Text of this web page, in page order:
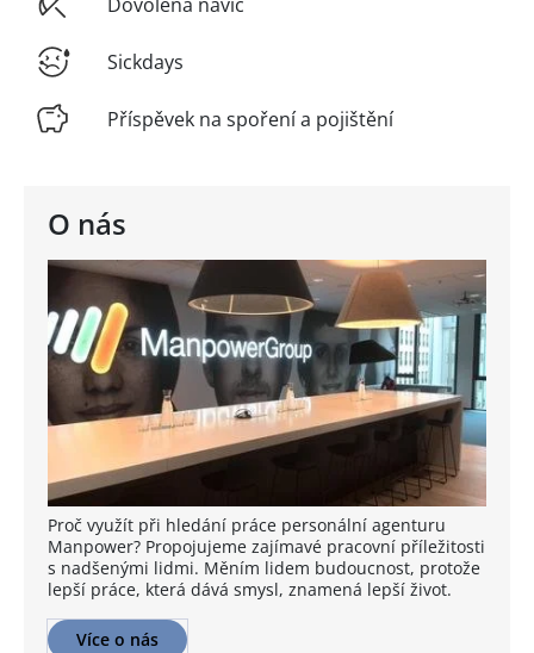
O nás
Proč využít při hledání práce personální agenturu
Manpower? Propojujeme zajímavé pracovní příležitosti
s nadšenými lidmi. Měním lidem budoucnost, protože
lepší práce, která dává smysl, znamená lepší život.
Více o nás
Sickdays
Příspěvek na spoření a pojištění